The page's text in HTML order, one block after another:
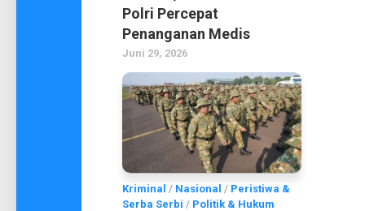
Polri Percepat
Penanganan Medis
Juni 29, 2026
Kriminal / Nasional / Peristiwa &
Serba Serbi / Politik & Hukum